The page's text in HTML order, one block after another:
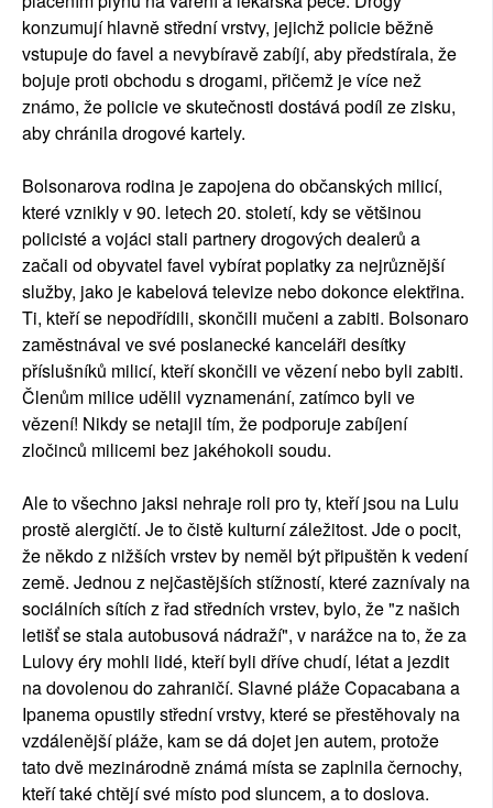
konzumují hlavně střední vrstvy, jejichž policie běžně
vstupuje do favel a nevybíravě zabíjí, aby předstírala, že
bojuje proti obchodu s drogami, přičemž je více než
známo, že policie ve skutečnosti dostává podíl ze zisku,
aby chránila drogové kartely.
Bolsonarova rodina je zapojena do občanských milicí,
které vznikly v 90. letech 20. století, kdy se většinou
policisté a vojáci stali partnery drogových dealerů a
začali od obyvatel favel vybírat poplatky za nejrůznější
služby, jako je kabelová televize nebo dokonce elektřina.
Ti, kteří se nepodřídili, skončili mučeni a zabiti. Bolsonaro
zaměstnával ve své poslanecké kanceláři desítky
příslušníků milicí, kteří skončili ve vězení nebo byli zabiti.
Členům milice udělil vyznamenání, zatímco byli ve
vězení! Nikdy se netajil tím, že podporuje zabíjení
zločinců milicemi bez jakéhokoli soudu.
Ale to všechno jaksi nehraje roli pro ty, kteří jsou na Lulu
prostě alergičtí. Je to čistě kulturní záležitost. Jde o pocit,
že někdo z nižších vrstev by neměl být připuštěn k vedení
země. Jednou z nejčastějších stížností, které zaznívaly na
sociálních sítích z řad středních vrstev, bylo, že "z našich
letišť se stala autobusová nádraží", v narážce na to, že za
Lulovy éry mohli lidé, kteří byli dříve chudí, létat a jezdit
na dovolenou do zahraničí. Slavné pláže Copacabana a
Ipanema opustily střední vrstvy, které se přestěhovaly na
vzdálenější pláže, kam se dá dojet jen autem, protože
tato dvě mezinárodně známá místa se zaplnila černochy,
kteří také chtějí své místo pod sluncem, a to doslova.